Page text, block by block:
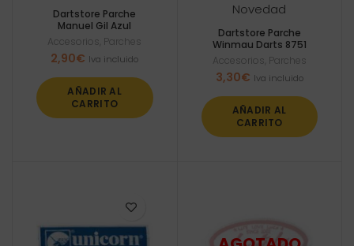
Dartstore Parche
Manuel Gil Azul
Accesorios Parches
2,90€ Iva incluido
AÑADIR AL
CARRITO
Novedad
Dartstore Parche
Winmau Darts 8751
Accesorios Parches
3,30€ Iva incluido
AÑADIR AL
CARRITO